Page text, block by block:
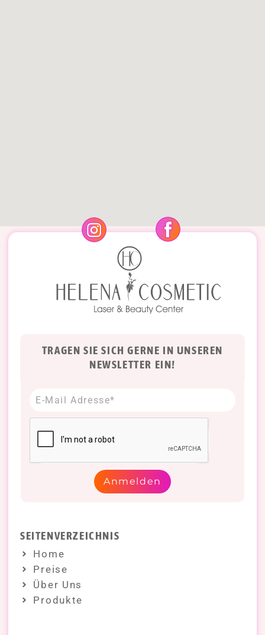
TRAGEN SIE SICH GERNE IN UNSEREN
NEWSLETTER EIN!
Anmelden
SEITENVERZEICHNIS
Home
Preise
Über Uns
Produkte